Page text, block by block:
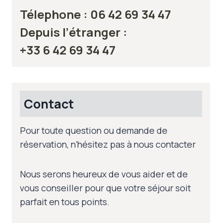
Télephone : 06 42 69 34 47
Depuis l’étranger :
+33 6 42 69 34 47
Contact
Pour toute question ou demande de
réservation, n’hésitez pas à nous contacter
Nous serons heureux de vous aider et de
vous conseiller pour que votre séjour soit
parfait en tous points.